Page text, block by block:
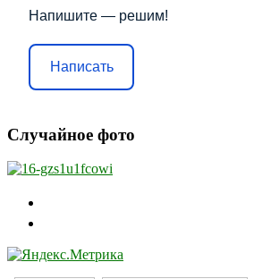
Напишите — решим!
Написать
Случайное фото